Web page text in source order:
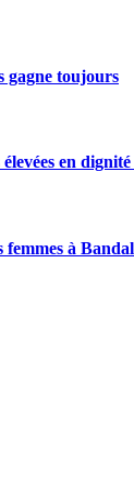
gagne toujours
en
femmes à